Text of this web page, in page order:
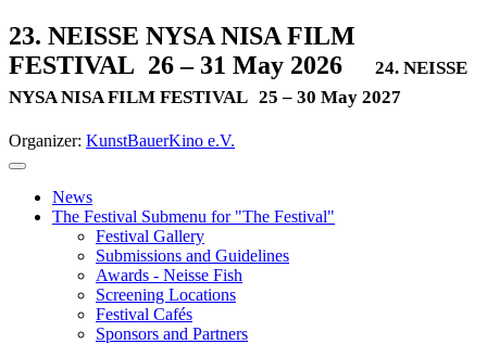
23. NEISSE NYSA NISA FILM
FESTIVAL 26 – 31 May 2026
24. NEISSE
NYSA NISA FILM FESTIVAL 25 – 30 May 2027
Organizer: KunstBauerKino e.V.
News
The Festival Submenu for "The Festival"
Festival Gallery
Submissions and Guidelines
Awards - Neisse Fish
Screening Locations
Festival Cafés
Sponsors and Partners